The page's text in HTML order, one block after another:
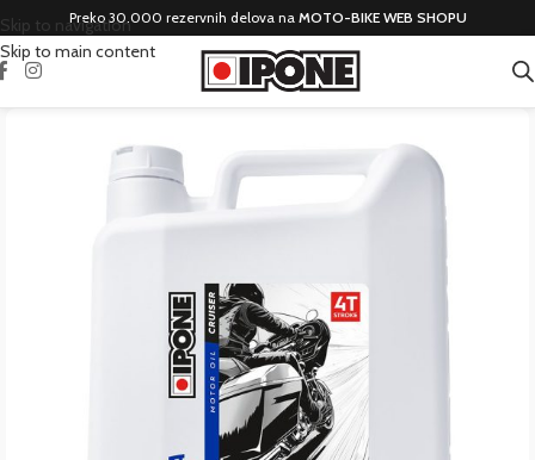
Skip to navigation
Skip to main content
Preko 30.000 rezervnih delova na MOTO-BIKE WEB SHOPU